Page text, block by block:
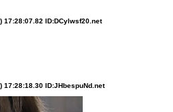
17:28:07.82 ID:DCylwsf20.net
17:28:18.30 ID:JHbespuNd.net